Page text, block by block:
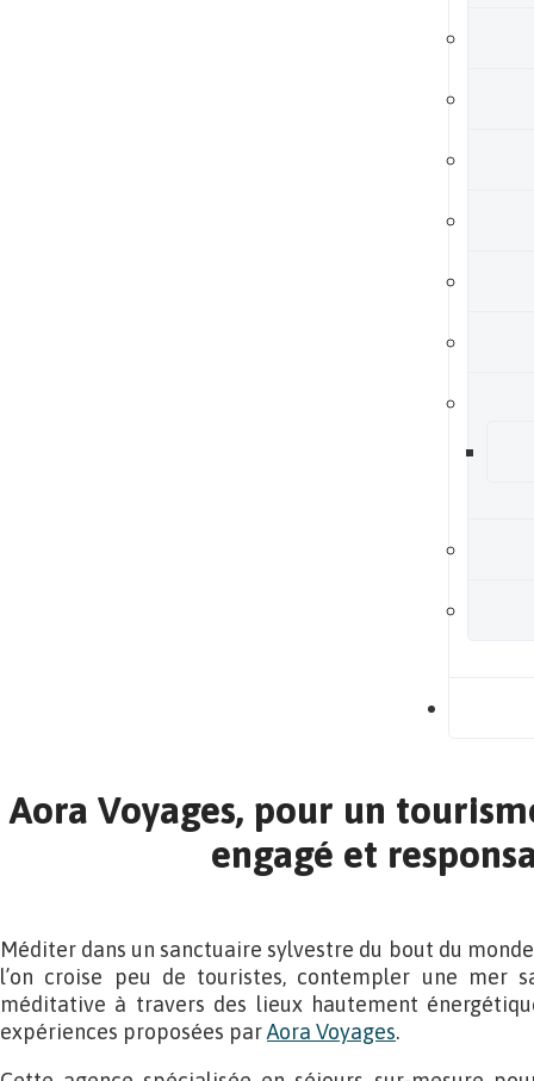
Aora Voyages, pour un
engagé et
Méditer dans un sanctuaire sylvestre du bout du
l’on croise peu de touristes, contempler une mer
méditative à travers des lieux hautement
expériences proposées parAora Voyages.